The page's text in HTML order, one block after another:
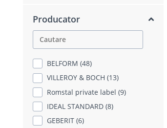
Producator
BELFORM (48)
VILLEROY & BOCH (13)
Romstal private label (9)
IDEAL STANDARD (8)
GEBERIT (6)